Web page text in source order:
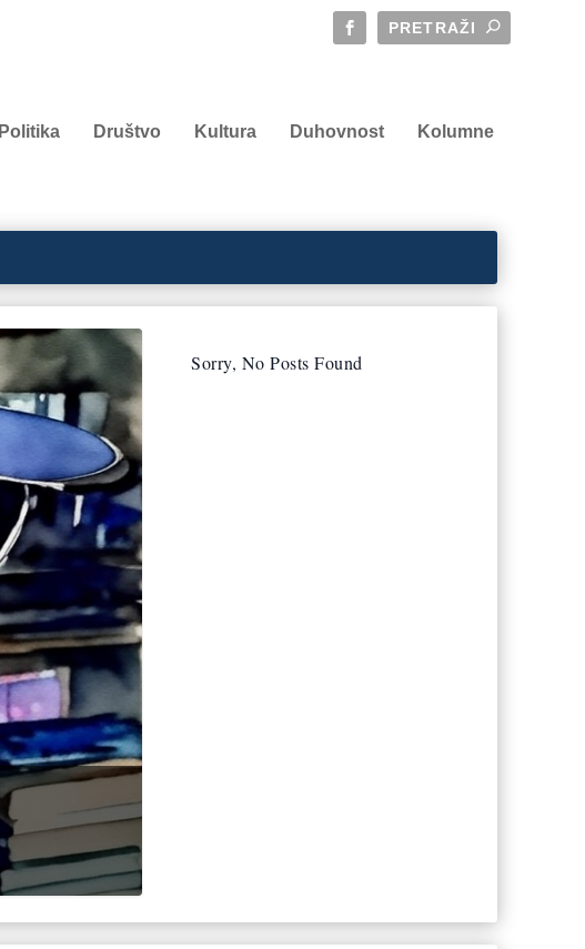
Politika Društvo Kultura Duhovnost Kolumne
Sorry, No Posts Found